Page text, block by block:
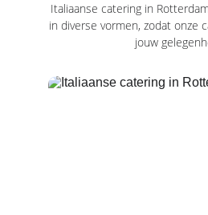
Italiaanse catering in
in diverse vormen, zodat onze
jouw